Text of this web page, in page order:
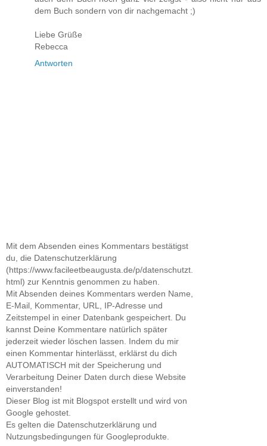
dem Buch sondern von dir nachgemacht ;)
Liebe Grüße
Rebecca
Antworten
Mit dem Absenden eines Kommentars bestätigst
du, die Datenschutzerklärung
(https://www.facileetbeaugusta.de/p/datenschutzt.
html) zur Kenntnis genommen zu haben.
Mit Absenden deines Kommentars werden Name,
E-Mail, Kommentar, URL, IP-Adresse und
Zeitstempel in einer Datenbank gespeichert. Du
kannst Deine Kommentare natürlich später
jederzeit wieder löschen lassen. Indem du mir
einen Kommentar hinterlässt, erklärst du dich
AUTOMATISCH mit der Speicherung und
Verarbeitung Deiner Daten durch diese Website
einverstanden!
Dieser Blog ist mit Blogspot erstellt und wird von
Google gehostet.
Es gelten die Datenschutzerklärung und
Nutzungsbedingungen für Googleprodukte.